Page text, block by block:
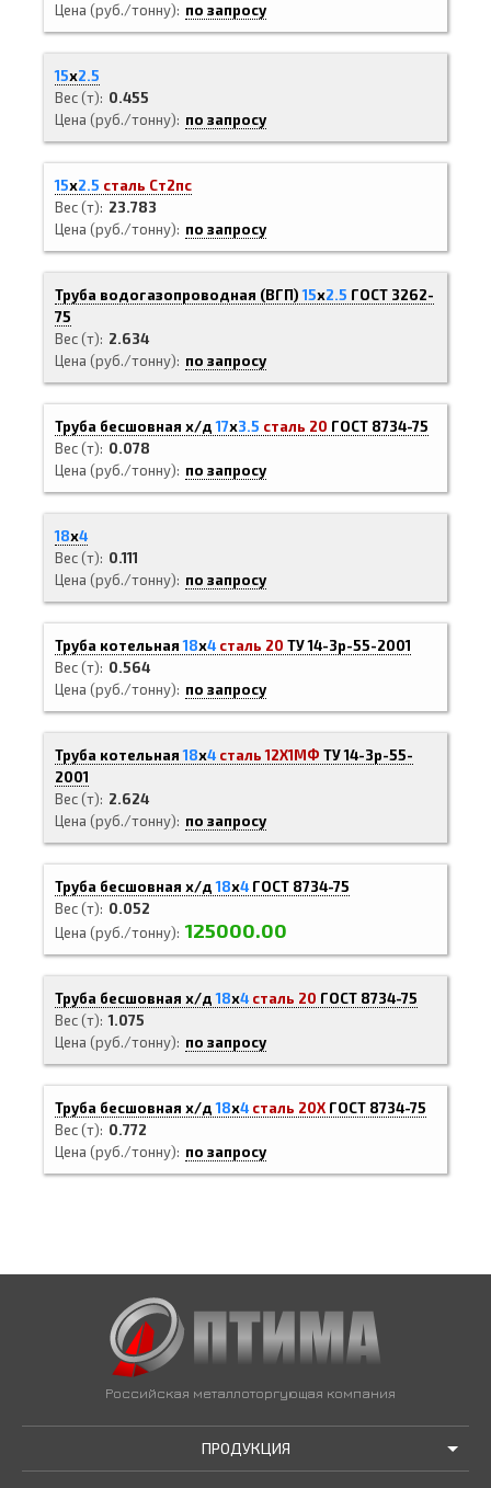
Цена (руб./тонну)
по запросу
15х2.5
Вес (т)
0.455
Цена (руб./тонну)
по запросу
15х2.5 сталь Ст2пс
Вес (т)
23.783
Цена (руб./тонну)
по запросу
Труба водогазопроводная (ВГП)15х2.5 ГОСТ 3262-
75
Вес (т)
2.634
Цена (руб./тонну)
по запросу
Труба бесшовная х/д17х3.5 сталь 20 ГОСТ 8734-75
Вес (т)
0.078
Цена (руб./тонну)
по запросу
18х4
Вес (т)
0.111
Цена (руб./тонну)
по запросу
Труба котельная18х4 сталь 20 ТУ 14-3р-55-2001
Вес (т)
0.564
Цена (руб./тонну)
по запросу
Труба котельная18х4 сталь 12Х1МФ ТУ 14-3р-55-
2001
Вес (т)
2.624
Цена (руб./тонну)
по запросу
Труба бесшовная х/д18х4 ГОСТ 8734-75
Вес (т)
0.052
Цена (руб./тонну) 125000.00
Труба бесшовная х/д18х4 сталь 20 ГОСТ 8734-75
Вес (т) 1.075
Цена (руб./тонну)
по запросу
Труба бесшовная х/д18х4 сталь 20Х ГОСТ 8734-75
Вес (т)
0.772
Цена (руб./тонну)
по запросу
Российская металлоторгующая компания
ПРОДУКЦИЯ